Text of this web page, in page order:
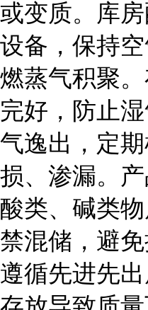
或变质。库
设备，保持
燃蒸气积聚
完好，防止
气逸出，定
损、渗漏。产
酸类、碱类
禁混储，避免
遵循先进先